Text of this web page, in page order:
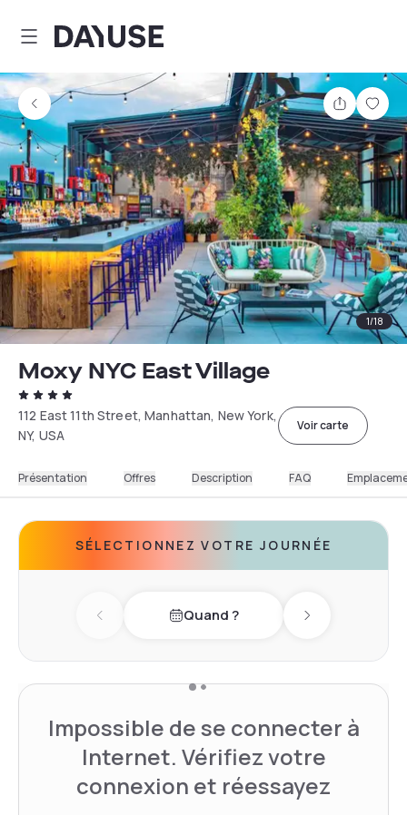
Dayuse
Partager
1/18
Moxy NYC East Village
112 East 11th Street, Manhattan, New York,
NY, USA
Voir carte
Présentation Offres Description FAQ
SÉLECTIONNEZ VOTRE JOURNÉE
Previous dayQuand ? Next day
Impossible de se connecter à
Internet. Vérifiez votre
connexion et réessayez